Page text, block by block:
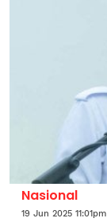
Nasional
19 Jun 2025 11:01pm